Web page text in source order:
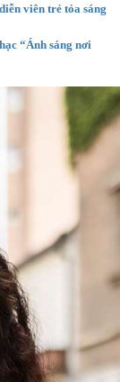
viên trẻ tỏa sáng
“Ánh sáng nơi